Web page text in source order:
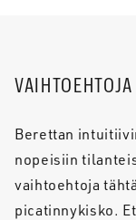
Berettan
nopeisiin
vaihtoehtoja
picatinnykisko.